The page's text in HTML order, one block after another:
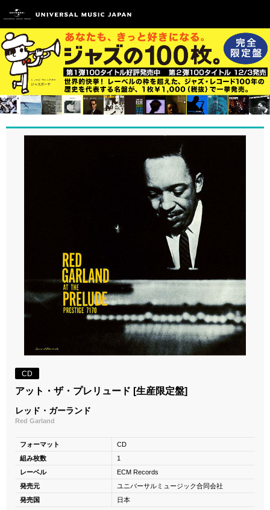
CD
アット・ザ・プレリュード [生産限定盤]
レッド・ガーランド
Red Garland
フォーマット
CD
組み枚数
1
レーベル
ECM Records
発売元
ユニバーサルミュージック合同会社
発売国
日本